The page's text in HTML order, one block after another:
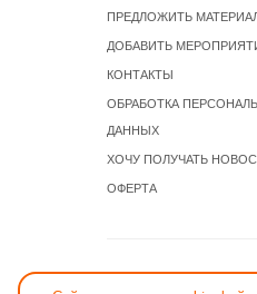
ПРЕДЛОЖИТЬ
ДОБАВИТЬ
КОНТАКТЫ
ОБРАБОТКА
ДАННЫХ
ХОЧУ ПОЛУЧАТЬ
ОФЕРТА